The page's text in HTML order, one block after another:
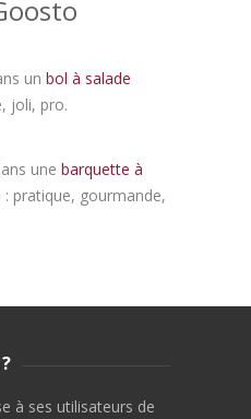
un bol à salade
joli, pro.
une barquette à
: pratique, gourmande,
à ses utilisateurs de